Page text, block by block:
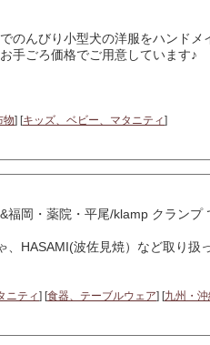
のんびり小型犬の洋服をハンドメ
手ごろ価格でご用意しています♪
物] [キッズ、ベビー、マタニティ]
福岡・薬院・平尾/klamp クラン
、HASAMI(波佐見焼）など取り扱
ニティ] [食器、テーブルウェア] [九州・